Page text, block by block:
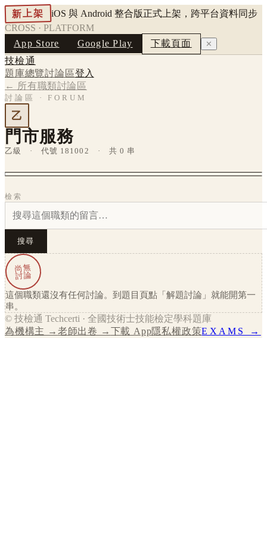
新上架
iOS 與 Android 整合版正式上架，跨平台資料同步
CROSS · PLATFORM
App Store
Google Play 下載頁面 ✕
技檢通
題庫總覽討論區登入
← 所有職類討論區
討論區 · FORUM
乙
門市服務
乙級 · 代號 181002 · 共 0 串
檢索
搜尋
尚無
討論
這個職類還沒有任何討論。到題目頁點「解題討論」就能開第一
串。
© 技檢通 Techcerti · 全國技術士技能檢定學科題庫
為機構主 → 老師出卷 → 下載 App隱私權政策EXAMS →